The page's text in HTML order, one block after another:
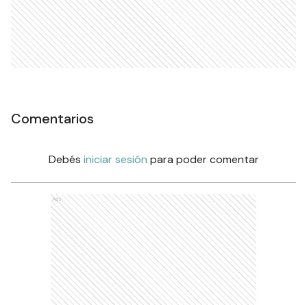
Comentarios
Debés iniciar sesión para poder comentar
Ads